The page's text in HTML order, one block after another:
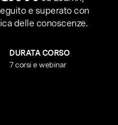
e superato con
delle conoscenze.
DURATA CORSO
7 corsi e webinar